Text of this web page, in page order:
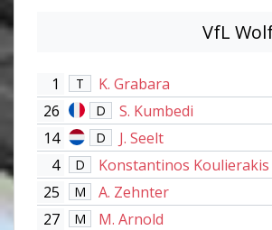
VfL
1 T K. Grabara
26 D S. Kumbedi
14 D J. Seelt
4 D Konstantinos Koulierakis
25 M A. Zehnter
27 M M. Arnold